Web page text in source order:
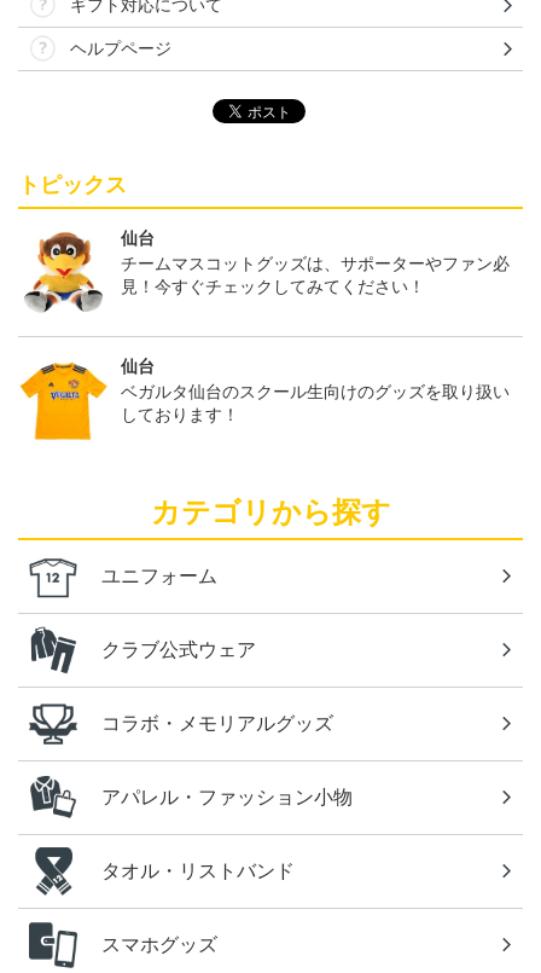
ギフト対応について
ヘルプページ
トピックス
仙台
チームマスコットグッズは、サポーターやファン必
見！今すぐチェックしてみてください！
仙台
ベガルタ仙台のスクール生向けのグッズを取り扱い
しております！
カテゴリから探す
ユニフォーム
クラブ公式ウェア
コラボ・メモリアルグッズ
アパレル・ファッション小物
タオル・リストバンド
スマホグッズ